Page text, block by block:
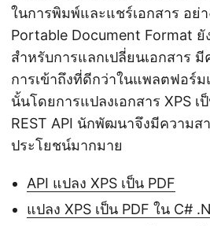
ในการพิมพ์และแชร์เอกสาร อย่
Portable Document Format ยั
สำหรับการแลกเปลี่ยนเอกสาร
การเข้าถึงที่ดีกว่าในแพลตฟอร์
นั้นโดยการแปลงเอกสาร XPS เ
REST API นักพัฒนาจึงมีความส
ประโยชน์มากมาย
API แปลง XPS เป็น PDF
แปลง XPS เป็น PDF ใน C#